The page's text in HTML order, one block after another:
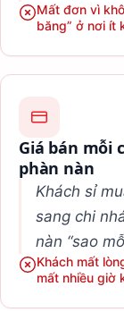
Mất đơn vì
băng” ở nơi ít
Giá bán mỗi
phàn nàn
Khách sỉ
sang chi
nàn “sao
Khách mất
mất nhiều giờ